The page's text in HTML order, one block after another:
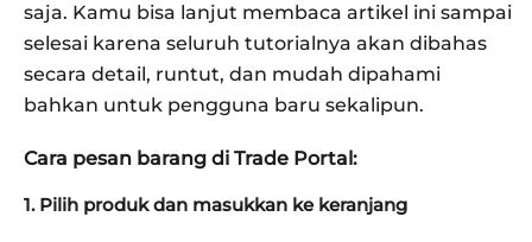
saja. Kamu bisa lanjut membaca artikel ini sampai
selesai karena seluruh tutorialnya akan dibahas
secara detail, runtut, dan mudah dipahami
bahkan untuk pengguna baru sekalipun.
Cara pesan barang di Trade Portal:
1. Pilih produk dan masukkan ke keranjang